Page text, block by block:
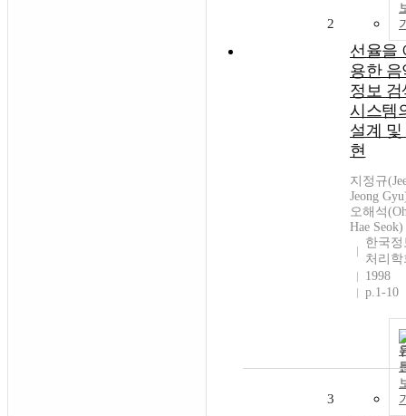
2
선율을
용한 음
정보 검
시스템
설계 및
현
지정규
Jeong
오해석
Hae Seok)
한국정
처리학
1998
p.1-10
3